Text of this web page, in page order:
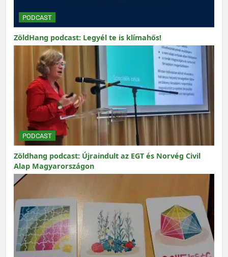
PODCAST
ZöldHang podcast: Legyél te is klímahős!
PODCAST
Zöldhang podcast: Újraindult az EGT és Norvég Civil
Alap Magyarországon